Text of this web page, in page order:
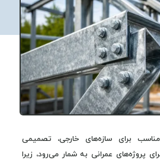
برای سازه‌های خارجی، تصمیمی
پروژه‌های عمرانی به شمار می‌رود، زیرا